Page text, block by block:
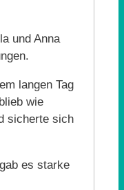
und Anna
langen Tag
wie
sicherte sich
es starke